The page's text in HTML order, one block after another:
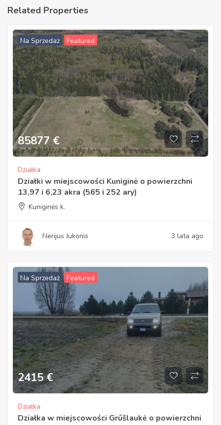
Related Properties
Na Sprzedaż Featured
85877 €
Działka
Działki w miejscowości Kuniginė o powierzchni
13,97 i 6,23 akra (565 i 252 ary)
Kuniginės k.
Nerijus Jukonis 3 lata ago
Na Sprzedaż Featured
2415 €
Działka
Działka w miejscowości Grūšlaukė o powierzchni